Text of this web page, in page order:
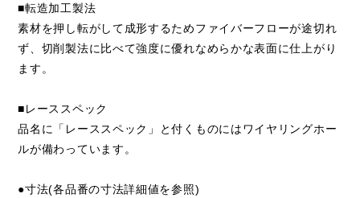
■転造加工製法
素材を押し転がして成形するためファイバーフローが途切れ
ず、切削製法に比べて強度に優れなめらかな表面に仕上がり
ます。
■レーススペック
品名に「レーススペック」と付くものにはワイヤリングホー
ルが備わっています。
●寸法(各品番の寸法詳細値を参照)